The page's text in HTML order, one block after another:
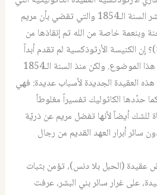
أعلنها الباب بيوس الحادي عشر السنة الـ1854 والتي تقضي بأن مريم
وبنعمة خاصة من الله تم إنقاذها من
الكنيسة الأرثوذكسية لم تقدم أبداً
على إصدار بيان رسمي حول هذا الموضوع. ولكن منذ السنة الـ1854
العقيدة الجديدة لأسباب عديدة: فهي
حدّدها الكاثوليك تفسيراً مغلوطاً
للشك أيضاً لأنها تفضل مريم عن ذريّة
سائر أبرار العهد القديم من رجال
عقيدة (الحبل بلا دنس)، تؤمن بثبات
على غرار سائر بني البشر، عرفت